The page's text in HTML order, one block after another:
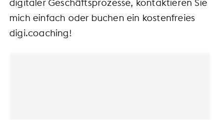
digitaler Geschäftsprozesse, kontaktieren Sie
mich einfach oder buchen ein kostenfreies
digi.coaching!